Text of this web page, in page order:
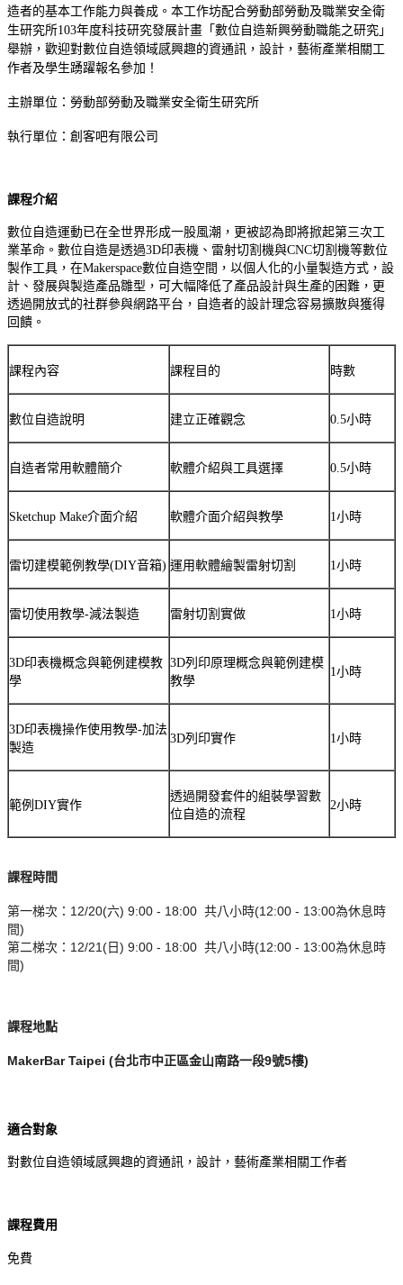
造者的基本工作能力與養成。本工作坊配合勞動部勞動及職業安全衛
生研究所103年度科技研究發展計畫「數位自造新興勞動職能之研究」
舉辦，歡迎對數位自造領域感興趣的資通訊，設計，藝術產業相關工
作者及學生踴躍報名參加！
主辦單位： 勞動部勞動及職業安全衛生研究所
執行單位：創客吧有限公司
課程介紹
數位自造運動已在全世界形成一股風潮，更被認為即將掀起第三次工
業革命。數位自造是透過3D印表機、雷射切割機與CNC切割機等數位
製作工具，在Makerspace數位自造空間，以個人化的小量製造方式，設
計、發展與製造產品雛型，可大幅降低了產品設計與生產的困難，更
透過開放式的社群參與網路平台，自造者的設計理念容易擴散與獲得
回饋。
課程內容 課程目的 時數
數位自造說明 建立正確觀念 0.5小時
自造者常用軟體簡介 軟體介紹與工具選擇 0.5小時
Sketchup Make介面介紹 軟體介面介紹與教學 1小時
雷切建模範例教學(DIY音箱) 運用軟體繪製雷射切割 1小時
雷切使用教學-減法製造 雷射切割實做 1小時
3D印表機概念與範例建模教
學
3D列印原理概念與範例建模
教學
1小時
3D印表機操作使用教學-加法
製造
3D列印實作 1小時
範例DIY實作
透過開發套件的組裝學習數
位自造的流程
2小時
課程時間
第一梯次：12/20(六) 9:00 - 18:00 共八小時(12:00 - 13:00為休息時
間)
第二梯次：12/21(日) 9:00 - 18:00 共八小時(12:00 - 13:00為休息時
間)
課程地點
MakerBar Taipei (台北市中正區金山南路一段9號5樓)
適合對象
對數位自造領域感興趣的資通訊，設計，藝術產業相關工作者
課程費用
免費